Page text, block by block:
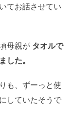
てお話させてい
母親が タオルで
した。
も、ずーっと使
していたそうで